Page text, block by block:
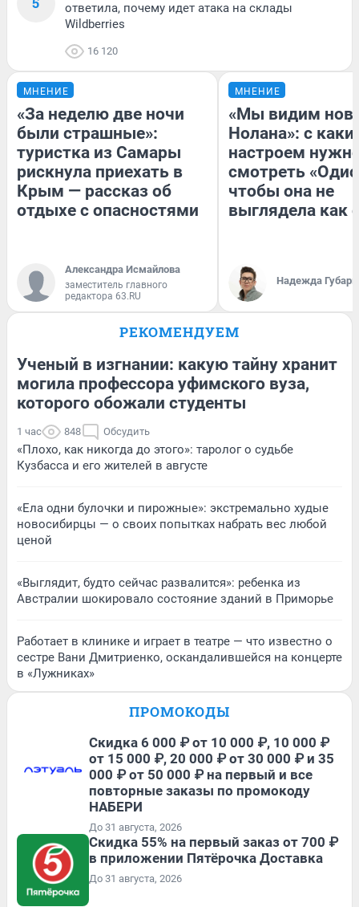
ответила, почему идет атака на склады
Wildberries
16 120
МНЕНИЕ
«За неделю две ночи
были страшные»:
туристка из Самары
рискнула приехать в
Крым — рассказ об
отдыхе с опасностями
Александра Исмайлова
заместитель главного
редактора 63.RU
МНЕНИЕ
«Мы видим
Нолана»: с
настроем
смотреть
чтобы она не
выглядела как
Надежда Губарь
РЕКОМЕНДУЕМ
Ученый в изгнании: какую тайну хранит
могила профессора уфимского вуза,
которого обожали студенты
1 час 848 Обсудить
«Плохо, как никогда до этого»: таролог о судьбе
Кузбасса и его жителей в августе
«Ела одни булочки и пирожные»: экстремально худые
новосибирцы — о своих попытках набрать вес любой
ценой
«Выглядит, будто сейчас развалится»: ребенка из
Австралии шокировало состояние зданий в Приморье
Работает в клинике и играет в театре — что известно о
сестре Вани Дмитриенко, оскандалившейся на концерте
в «Лужниках»
ПРОМОКОДЫ
Скидка 6 000 ₽ от 10 000 ₽, 10 000 ₽
от 15 000 ₽, 20 000 ₽ от 30 000 ₽ и 35
000 ₽ от 50 000 ₽ на первый и все
повторные заказы по промокоду
НАБЕРИ
До 31 августа, 2026
Скидка 55% на первый заказ от 700 ₽
в приложении Пятёрочка Доставка
До 31 августа, 2026